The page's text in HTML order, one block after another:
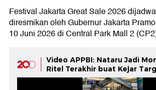
Festival Jakarta Great Sale 2026
diresmikan oleh Gubernur Jakarta
10 Juni 2026 di Central Park Mall 2
Video APPBI: Nataru Jadi
Ritel Terakhir buat Kejar